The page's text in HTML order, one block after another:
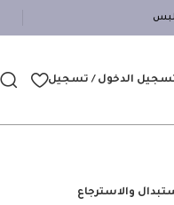
الدخول / تسجيل
والاسترجاع